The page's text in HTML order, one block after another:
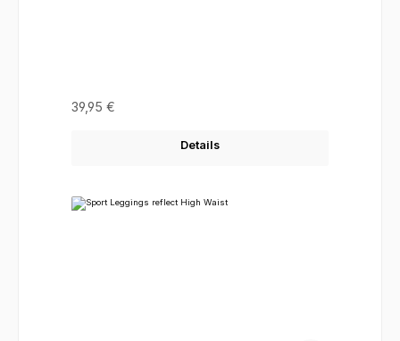
Regulärer Preis:
39,95 €
Details